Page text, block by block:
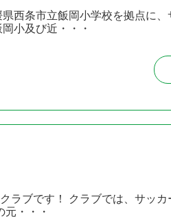
西条市立飯岡小学校を拠点に
小及び近・・・
ラブです！ クラブでは、サッ
・・・